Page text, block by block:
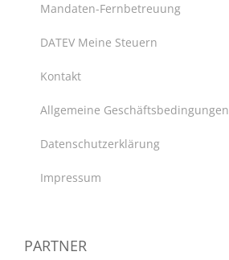
Mandaten-Fernbetreuung
DATEV Meine Steuern
Kontakt
Allgemeine Geschäftsbedingungen
Datenschutzerklärung
Impressum
PARTNER